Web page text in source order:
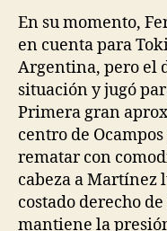
En su momento,
en cuenta para
Argentina, pero el
situación y jugó
Primera gran
centro de
rematar con
cabeza a Martínez
costado derecho
mantiene la